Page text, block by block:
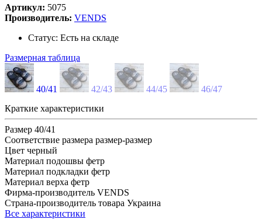
Артикул: 5075
Производитель: VENDS
Статус: Есть на складе
Размерная таблица
40/41 42/43 44/45
46/47
Краткие характеристики
Размер 40/41
Соответствие размера размер-размер
Цвет черный
Материал подошвы фетр
Материал подкладки фетр
Материал верха фетр
Фирма-производитель VENDS
Страна-производитель товара Украина
Все характеристики